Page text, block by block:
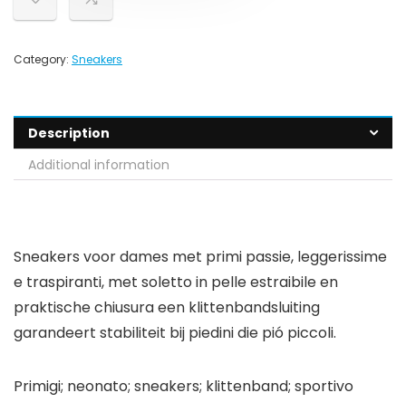
Category: Sneakers
Description
Additional information
Sneakers voor dames met primi passie, leggerissime
e traspiranti, met soletto in pelle estraibile en
praktische chiusura een klittenbandsluiting
garandeert stabiliteit bij piedini die pió piccoli.
Primigi; neonato; sneakers; klittenband; sportivo